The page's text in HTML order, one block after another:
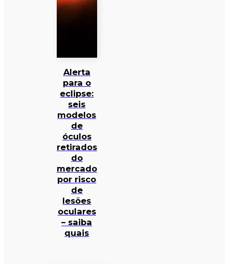
Alerta
para o
eclipse:
seis
modelos
de
óculos
retirados
do
mercado
por risco
de
lesões
oculares
– saiba
quais